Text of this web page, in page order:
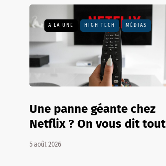
A LA UNE HIGH TECH MÉDIAS
Une panne géante chez
Netflix ? On vous dit tout
5 août 2026